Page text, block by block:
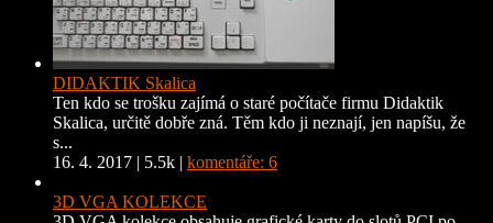
DIDAKTIK Skalica
Ten kdo se trošku zajímá o staré počítače firmu Didaktik
Skalica, určitě dobře zná. Těm kdo ji neznají, jen napíšu, že
s...
16. 4. 2017 | 5.5k | komentáře: 6
3D VGA KOLEKCE